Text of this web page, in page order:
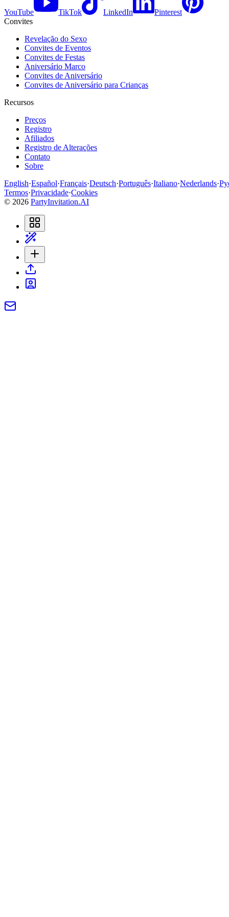
YouTube TikTok LinkedIn
Pinterest
Convites
Revelação do Sexo
Convites de Eventos
Convites de Festas
Aniversário Marco
Convites de Aniversário
Convites de Aniversário para Crianças
Recursos
Preços
Registro
Afiliados
Registro de Alterações
Contato
Sobre
English·Español·Français·Deutsch·Português·Italiano·Nederlands·
Termos·Privacidade·Cookies
© 2026 PartyInvitation.AI